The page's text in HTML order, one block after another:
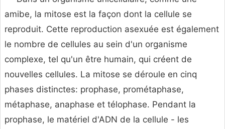
amibe, la mitose est la façon dont la cellule se
reproduit. Cette reproduction asexuée est également
le nombre de cellules au sein d'un organisme
complexe, tel qu'un être humain, qui créent de
nouvelles cellules. La mitose se déroule en cinq
phases distinctes: prophase, prométaphase,
métaphase, anaphase et télophase. Pendant la
prophase, le matériel d'ADN de la cellule - les